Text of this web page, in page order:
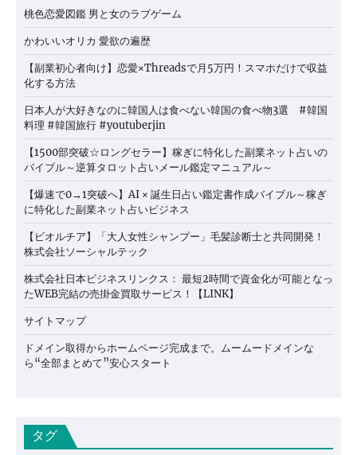
桃色恋愛図鑑 男と女のラブゲーム
かわいいオリカ 愛欲の遍歴
【副業初心者向け】恋愛×Threadsで月5万円！スマホだけで収益
化する方法
日本人が大好きなのに韓国人は食べない韓国の食べ物3選 #韓国
料理 #韓国旅行 #youtuberjin
【1500部突破☆ロングセラー】稼ぎに特化した副業ネット占いの
バイブル～逆算タロット占いメール鑑定マニュアル～
【爆速で0→1突破へ】AI × 誕生日占い鑑定書作成バイブル～稼ぎ
に特化した副業ネット占いビジネス
【ビオルチア】「大人女性シャンプー」毛髪診断士と共同開発！
株式会社ソーシャルテック
株式会社日本ビジネスリンクス： 最短2時間で資金化が可能となっ
たWEB完結の売掛金買取サービス！【LINK】
サイトマップ
ドメイン取得からホームページ完成まで。ムームードメインな
ら“全部まとめて”安心スタート
タグ